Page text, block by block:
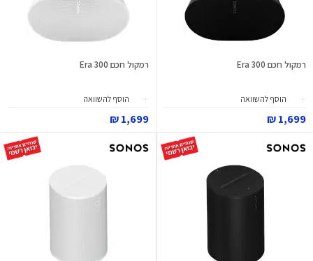
רמקול חכם Era 300
הוסף להשוואה
1,699 ₪
רמקול חכם Era 300
הוסף להשוואה
1,699 ₪